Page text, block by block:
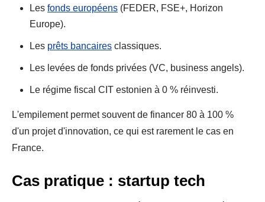
Les fonds européens (FEDER, FSE+, Horizon
Europe).
Les prêts bancaires classiques.
Les levées de fonds privées (VC, business angels).
Le régime fiscal CIT estonien à 0 % réinvesti.
L'empilement permet souvent de financer 80 à 100 %
d'un projet d'innovation, ce qui est rarement le cas en
France.
Cas pratique : startup tech